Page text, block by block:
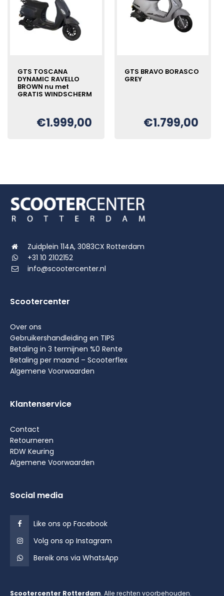
GTS TOSCANA
DYNAMIC RAVELLO
BROWN nu met
GRATIS WINDSCHERM
Oorspronkelijke
€1.999,00
Huidige
GTS BRAVO BORASCO
GREY
prijs
was:
€1.799,00
prijs
is:
Zuidplein 114A, 3083CX Rotterdam
+31 10 2102152
info@scootercenter.nl
Scootercenter
Over ons
Gebruikershandleiding en TIPS
Betaling in 3 termijnen %0 Rente
Betaling per maand – Scooterflex
Algemene Voorwaarden
Klantenservice
Contact
Retourneren
RDW Keuring
Algemene Voorwaarden
Social media
Like ons op Facebook
Volg ons op Instagram
Bereik ons via WhatsApp
Scootercenter Rotterdam. Alle rechten voorbehouden.